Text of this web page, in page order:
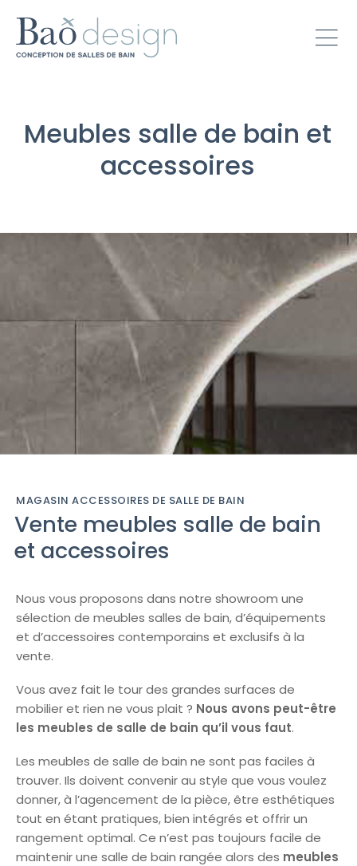
Meubles salle de bain et
accessoires
MAGASIN ACCESSOIRES DE SALLE DE BAIN
Vente meubles salle de bain
et accessoires
Nous vous proposons dans notre showroom une
sélection de meubles salles de bain, d’équipements
et d’accessoires contemporains et exclusifs à la
vente.
Vous avez fait le tour des grandes surfaces de
mobilier et rien ne vous plait ? Nous avons peut-être
les meubles de salle de bain qu’il vous faut.
Les meubles de salle de bain ne sont pas faciles à
trouver. Ils doivent convenir au style que vous voulez
donner, à l’agencement de la pièce, être esthétiques
tout en étant pratiques, bien intégrés et offrir un
rangement optimal. Ce n’est pas toujours facile de
maintenir une salle de bain rangée alors des meubles